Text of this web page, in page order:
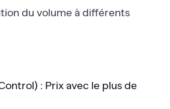
du volume à différents
: Prix avec le plus de